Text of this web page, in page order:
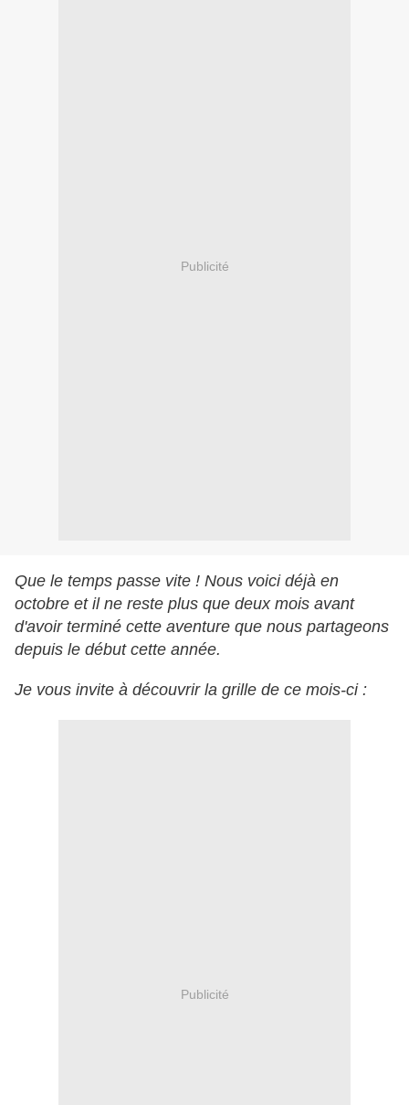
Publicité
Que le temps passe vite ! Nous voici déjà en
octobre et il ne reste plus que deux mois avant
d'avoir terminé cette aventure que nous partageons
depuis le début cette année.
Je vous invite à découvrir la grille de ce mois-ci :
Publicité